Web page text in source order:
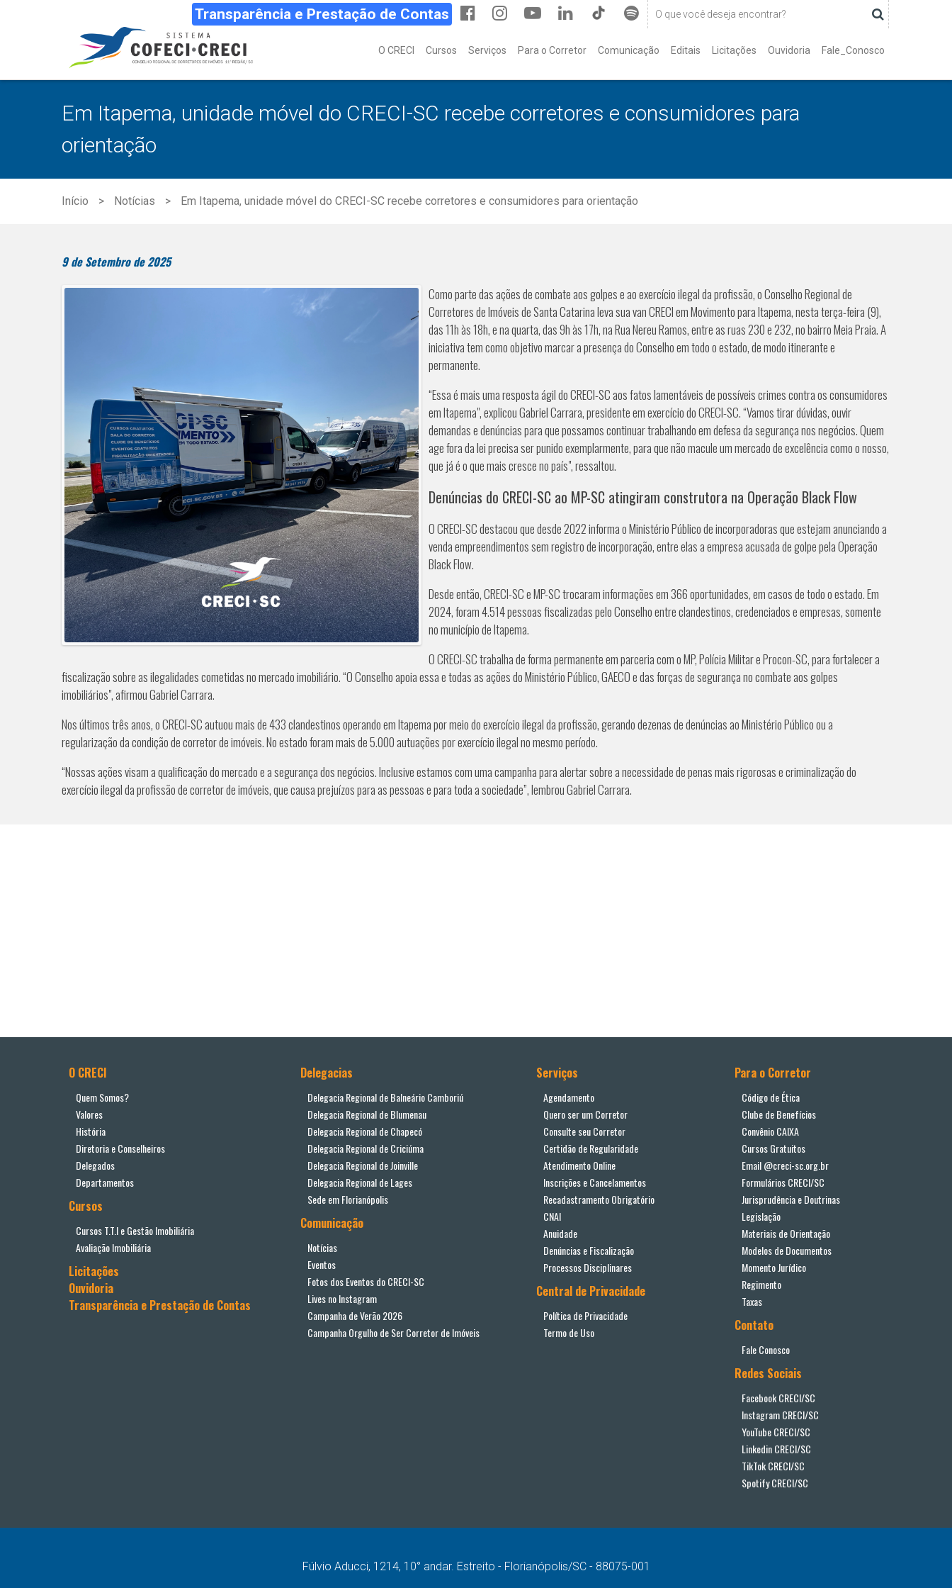
Transparência e Prestação de Contas
O CRECI Cursos Serviços Para o Corretor Comunicação Editais Licitações Ouvidoria Fale_Conosco
Em Itapema, unidade móvel do CRECI-SC recebe corretores e consumidores para
orientação
Início Notícias Em Itapema, unidade móvel do CRECI-SC recebe corretores e consumidores para orientação
9 de Setembro de 2025
Como parte das ações de combate aos golpes e ao exercício ilegal da profissão, o Conselho Regional de
Corretores de Imóveis de Santa Catarina leva sua van CRECI em Movimento para Itapema, nesta terça-feira (9),
das 11h às 18h, e na quarta, das 9h às 17h, na Rua Nereu Ramos, entre as ruas 230 e 232, no bairro Meia Praia. A
iniciativa tem como objetivo marcar a presença do Conselho em todo o estado, de modo itinerante e
permanente.
“Essa é mais uma resposta ágil do CRECI-SC aos fatos lamentáveis de possíveis crimes contra os consumidores
em Itapema", explicou Gabriel Carrara, presidente em exercício do CRECI-SC. “Vamos tirar dúvidas, ouvir
demandas e denúncias para que possamos continuar trabalhando em defesa da segurança nos negócios. Quem
age fora da lei precisa ser punido exemplarmente, para que não macule um mercado de excelência como o nosso,
que já é o que mais cresce no país", ressaltou.
Denúncias do CRECI-SC ao MP-SC atingiram construtora na Operação Black Flow
O CRECI-SC destacou que desde 2022 informa o Ministério Público de incorporadoras que estejam anunciando a
venda empreendimentos sem registro de incorporação, entre elas a empresa acusada de golpe pela Operação
Black Flow.
Desde então, CRECI-SC e MP-SC trocaram informações em 366 oportunidades, em casos de todo o estado. Em
2024, foram 4.514 pessoas fiscalizadas pelo Conselho entre clandestinos, credenciados e empresas, somente
no município de Itapema.
O CRECI-SC trabalha de forma permanente em parceria com o MP, Polícia Militar e Procon-SC, para fortalecer a
fiscalização sobre as ilegalidades cometidas no mercado imobiliário. “O Conselho apoia essa e todas as ações do Ministério Público, GAECO e das forças de segurança no combate aos golpes
imobiliários", afirmou Gabriel Carrara.
Nos últimos três anos, o CRECI-SC autuou mais de 433 clandestinos operando em Itapema por meio do exercício ilegal da profissão, gerando dezenas de denúncias ao Ministério Público ou a
regularização da condição de corretor de imóveis. No estado foram mais de 5.000 autuações por exercício ilegal no mesmo período.
“Nossas ações visam a qualificação do mercado e a segurança dos negócios. Inclusive estamos com uma campanha para alertar sobre a necessidade de penas mais rigorosas e criminalização do
exercício ilegal da profissão de corretor de imóveis, que causa prejuízos para as pessoas e para toda a sociedade”, lembrou Gabriel Carrara.
O CRECI
Quem Somos?
Valores
História
Diretoria e Conselheiros
Delegados
Departamentos
Cursos
Cursos T.T.I e Gestão Imobiliária
Avaliação Imobiliária
Licitações
Ouvidoria
Transparência e Prestação de Contas
Delegacias
Delegacia Regional de Balneário Camboriú
Delegacia Regional de Blumenau
Delegacia Regional de Chapecó
Delegacia Regional de Criciúma
Delegacia Regional de Joinville
Delegacia Regional de Lages
Sede em Florianópolis
Comunicação
Notícias
Eventos
Fotos dos Eventos do CRECI-SC
Lives no Instagram
Campanha de Verão 2026
Campanha Orgulho de Ser Corretor de Imóveis
Serviços
Agendamento
Quero ser um Corretor
Consulte seu Corretor
Certidão de Regularidade
Atendimento Online
Inscrições e Cancelamentos
Recadastramento Obrigatório
CNAI
Anuidade
Denúncias e Fiscalização
Processos Disciplinares
Central de Privacidade
Política de Privacidade
Termo de Uso
Para o Corretor
Código de Ética
Clube de Benefícios
Convênio CAIXA
Cursos Gratuitos
Email @creci-sc.org.br
Formulários CRECI/SC
Jurisprudência e Doutrinas
Legislação
Materiais de Orientação
Modelos de Documentos
Momento Jurídico
Regimento
Taxas
Contato
Fale Conosco
Redes Sociais
Facebook CRECI/SC
Instagram CRECI/SC
YouTube CRECI/SC
Linkedin CRECI/SC
TikTok CRECI/SC
Spotify CRECI/SC
Fúlvio Aducci, 1214, 10° andar. Estreito - Florianópolis/SC - 88075-001